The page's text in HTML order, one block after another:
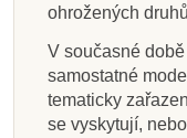
ohrožených
V současné
samostatné
tematicky
se vyskytují,